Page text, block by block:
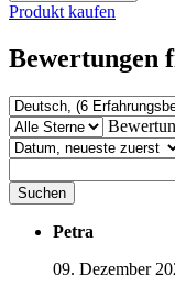
Produkt kaufen
Bewertungen
Suchen
Petra
09. Dezember